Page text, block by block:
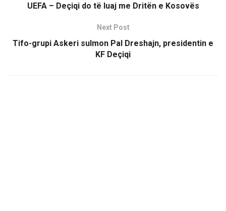
UEFA – Deçiqi do të luaj me Dritën e Kosovës
Next Post
Tifo-grupi Askeri sulmon Pal Dreshajn, presidentin e
KF Deçiqi